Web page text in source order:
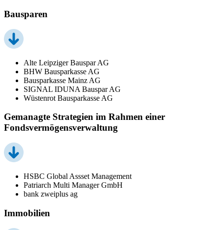
Bausparen
Alte Leipziger Bauspar AG
BHW Bausparkasse AG
Bausparkasse Mainz AG
SIGNAL IDUNA Bauspar AG
Wüstenrot Bausparkasse AG
Gemanagte Strategien im Rahmen einer
Fondsvermögensverwaltung
HSBC Global Assset Management
Patriarch Multi Manager GmbH
bank zweiplus ag
Immobilien